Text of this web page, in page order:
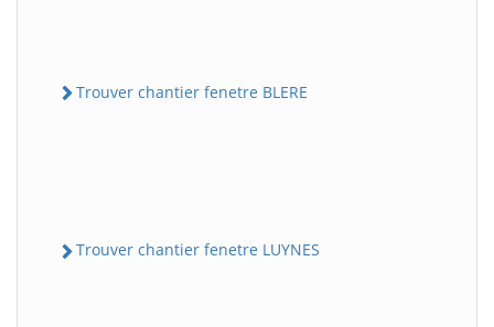
Trouver chantier fenetre BLERE
Trouver chantier fenetre LUYNES